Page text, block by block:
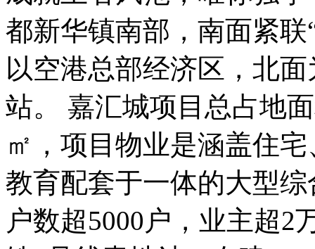
都新华镇南部，南面紧
以空港总部经济区，北
站。 嘉汇城项目总占地
㎡，项目物业是涵盖住
教育配套于一体的大型
户数超5000户，业主超2